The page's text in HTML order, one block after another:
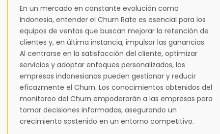
En un mercado en constante evolución como
Indonesia, entender el Churn Rate es esencial para los
equipos de ventas que buscan mejorar la retención de
clientes y, en última instancia, impulsar las ganancias.
Al centrarse en la satisfacción del cliente, optimizar
servicios y adoptar enfoques personalizados, las
empresas indonesianas pueden gestionar y reducir
eficazmente el Churn. Los conocimientos obtenidos del
monitoreo del Churn empoderarán a las empresas para
tomar decisiones informadas, asegurando un
crecimiento sostenido en un entorno competitivo.